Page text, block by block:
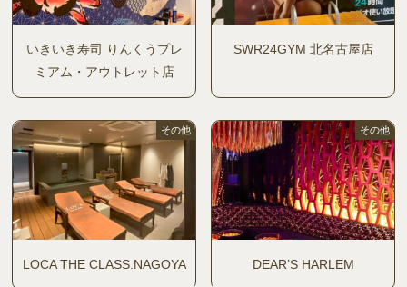
いきいき寿司 りんくうプレ
ミアム・アウトレット店
SWR24GYM 北名古屋店
その他
LOCA THE CLASS.NAGOYA
その他
DEAR’S HARLEM